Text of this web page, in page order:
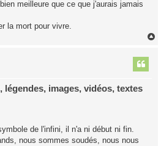
meilleure que ce que j'aurais jamais
la mort pour vivre.
légendes, images, vidéos, textes
de l'infini, il n'a ni début ni fin.
nous sommes soudés, nous nous